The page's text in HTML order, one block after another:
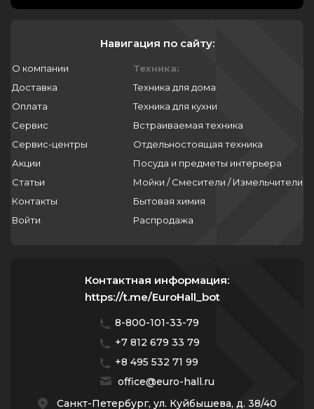
Навигация по сайту:
О компании
Доставка
Оплата
Сервис
Сервис-центры
Акции
Статьи
Контакты
Войти
Техника:
Техника для дома
Техника для кухни
Встраиваемая техника
Отдельностоящая техника
Посуда и предметы интерьера
Мойки / Смесители / Измельчители
Бытовая химия
Распродажа
Контактная информация:
https://t.me/EuroHall_bot
8-800-101-33-79
+7 812 679 33 79
+8 495 532 71 99
office@euro-hall.ru
Санкт-Петербург, ул. Куйбышева, д. 38/40